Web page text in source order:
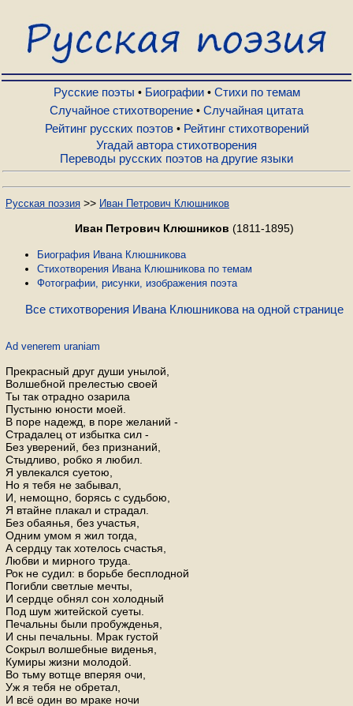
Русские поэты
Биографии
Стихи по темам
Случайное стихотворение
Случайная цитата
Рейтинг русских поэтов
Русские поэты • Биографии• Стихи по темам
Случайное стихотворение • Случайная цитата
Рейтинг русских поэтов• Рейтинг стихотворений
Угадай автора стихотворения
Переводы русских поэтов на другие языки
Русская поэзия >> Иван Петрович Клюшников
Иван Петрович Клюшников (1811-1895)
Биография Ивана Клюшникова
Стихотворения Ивана Клюшникова по темам
Фотографии, рисунки, изображения поэта
Все стихотворения Ивана Клюшникова на одной странице
Ad venerem uraniam
Прекрасный друг души унылой,
Волшебной прелестью своей
Ты так отрадно озарила
Пустыню юности моей.
В поре надежд, в поре желаний -
Страдалец от избытка сил -
Без уверений, без признаний,
Стыдливо, робко я любил.
Я увлекался суетою,
Но я тебя не забывал,
И, немощно, борясь с судьбою,
Я втайне плакал и страдал.
Без обаянья, без участья,
Одним умом я жил тогда,
А сердцу так хотелось счастья,
Любви и мирного труда.
Рок не судил: в борьбе бесплодной
Погибли светлые мечты,
И сердце обнял сон холодный
Под шум житейской суеты.
Печальны были пробужденья,
И сны печальны. Мрак густой
Сокрыл волшебные виденья,
Кумиры жизни молодой.
Во тьму вотще вперяя очи,
Уж я тебя не обретал,
И всё один во мраке ночи